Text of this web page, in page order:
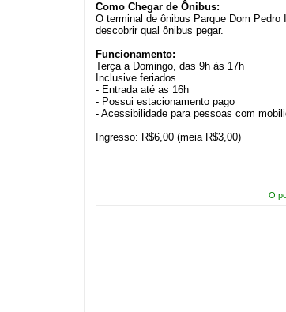
Como Chegar de Ônibus:
O terminal de ônibus Parque Dom
descobrir qual ônibus pegar.
Funcionamento:
Terça a Domingo, das 9h às 17h
Inclusive feriados
- Entrada até as 16h
- Possui estacionamento pago
- Acessibilidade para pessoas com
Ingresso: R$6,00 (meia R$3,00)
O